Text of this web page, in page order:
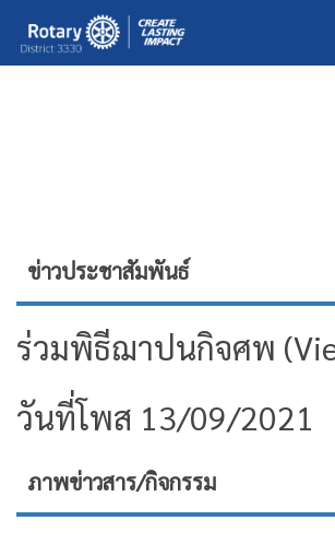
ข่าวประชาสัมพันธ์
ร่วมพิธีฌาปนกิจศพ
วันที่โพส 13/09/2021
ภาพข่าวสาร/กิจกรรม